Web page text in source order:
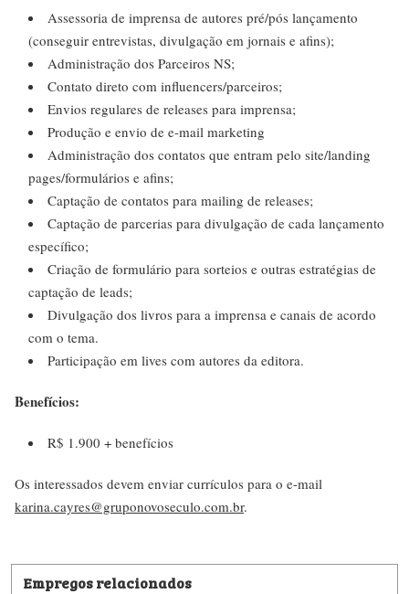
Assessoria de imprensa de autores pré/pós lançamento
(conseguir entrevistas, divulgação em jornais e afins);
Administração dos Parceiros NS;
Contato direto com influencers/parceiros;
Envios regulares de releases para imprensa;
Produção e envio de e-mail marketing
Administração dos contatos que entram pelo site/landing
pages/formulários e afins;
Captação de contatos para mailing de releases;
Captação de parcerias para divulgação de cada lançamento
específico;
Criação de formulário para sorteios e outras estratégias de
captação de leads;
Divulgação dos livros para a imprensa e canais de acordo
com o tema.
Participação em lives com autores da editora.
Benefícios:
R$ 1.900 + benefícios
Os interessados devem enviar currículos para o e-mail
karina.cayres@gruponovoseculo.com.br.
Empregos relacionados